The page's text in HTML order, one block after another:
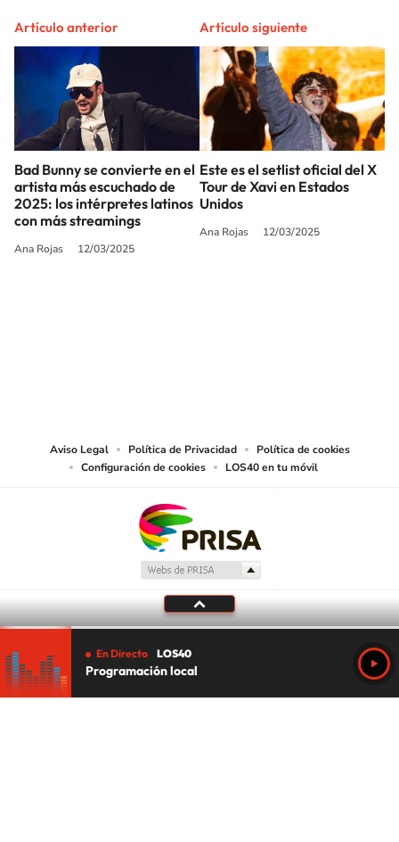
Artículo anterior
Bad Bunny se convierte en el
artista más escuchado de
2025: los intérpretes latinos
con más streamings
Ana Rojas 12/03/2025
Artículo siguiente
Este es el setlist oficial del X
Tour de Xavi en Estados
Unidos
Ana Rojas 12/03/2025
Aviso Legal Política de Privacidad
Política de cookies
Configuración de cookies
LOS40 en tu móvil
En Directo LOS40
Programación local